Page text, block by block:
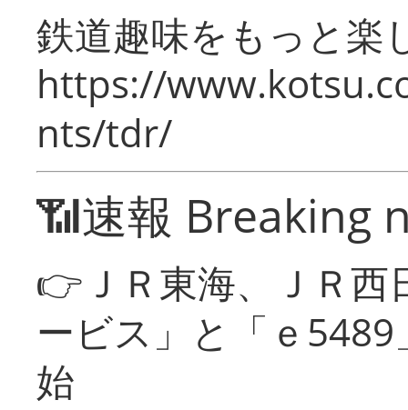
鉄道趣味をもっと楽
https://
nts/tdr/
📶速報 Breaking
👉ＪＲ東海、ＪＲ
ービス」と「ｅ
始